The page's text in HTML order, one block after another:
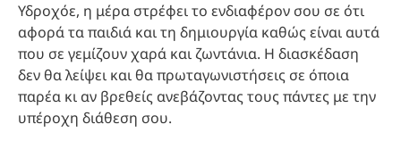
Υδροχόε, η μέρα στρέφει το ενδιαφέρον σου σε ότι
αφορά τα παιδιά και τη δημιουργία καθώς είναι αυτά
που σε γεμίζουν χαρά και ζωντάνια. Η διασκέδαση
δεν θα λείψει και θα πρωταγωνιστήσεις σε όποια
παρέα κι αν βρεθείς ανεβάζοντας τους πάντες με την
υπέροχη διάθεση σου.